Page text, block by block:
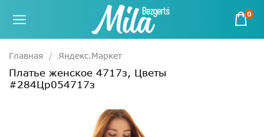
0
Главная Яндекс.Маркет
Платье женское 4717з, Цветы
#284Цр054717з